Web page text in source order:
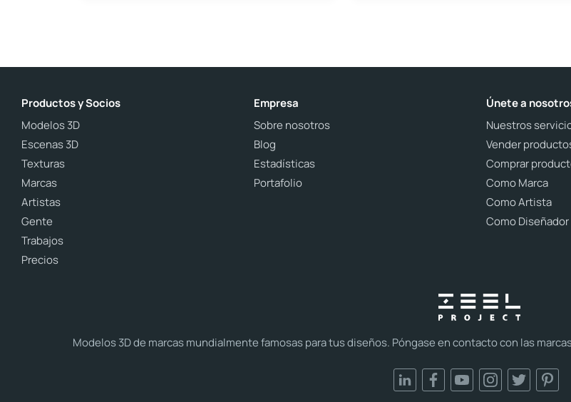
Modelos 3D de marcas mundialmente famosas para tus diseños. Póngase en contacto con las
Productos y Socios
Modelos 3D
Escenas 3D
Texturas
Marcas
Artistas
Gente
Trabajos
Precios
Empresa
Sobre nosotros
Blog
Estadísticas
Portafolio
Únete a
Nuestros
Vender
Comprar
Como Marca
Como Artista
Como Diseñador